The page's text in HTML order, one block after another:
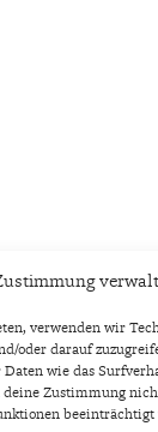
verwenden wir
oder darauf
wie das
Zustimmung
beeinträchtigt